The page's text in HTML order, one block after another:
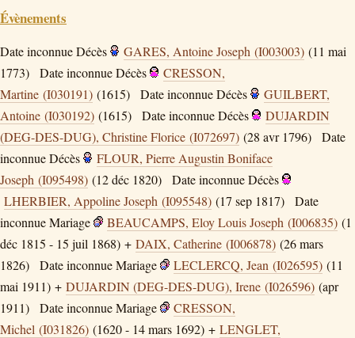
Évènements
Date inconnueDécès GARES, Antoine Joseph (I003003) (11 mai
1773)
Date inconnueDécès
CRESSON,
Martine (I030191) (1615) Date inconnueDécès
GUILBERT,
Antoine (I030192) (1615) Date inconnueDécès
DUJARDIN
(DEG-DES-DUG), Christine Florice (I072697) (28 avr 1796)
Date
inconnueDécès
FLOUR, Pierre Augustin Boniface
Joseph (I095498) (12 déc 1820) Date inconnueDécès
LHERBIER, Appoline Joseph (I095548) (17 sep 1817)
Date
inconnueMariage BEAUCAMPS, Eloy Louis Joseph (I006835) (1
déc 1815 - 15 juil 1868) + DAIX, Catherine (I006878) (26 mars
1826)
Date inconnueMariage LECLERCQ, Jean (I026595) (11
mai 1911) + DUJARDIN (DEG-DES-DUG), Irene (I026596) (apr
1911)
Date inconnueMariage
CRESSON,
Michel (I031826) (1620 - 14 mars 1692) + LENGLET,